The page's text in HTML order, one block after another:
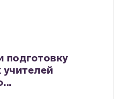
подготовку